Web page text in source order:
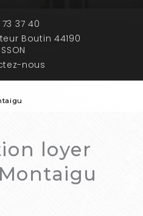
37 40
Boutin 44190
nous
loyer